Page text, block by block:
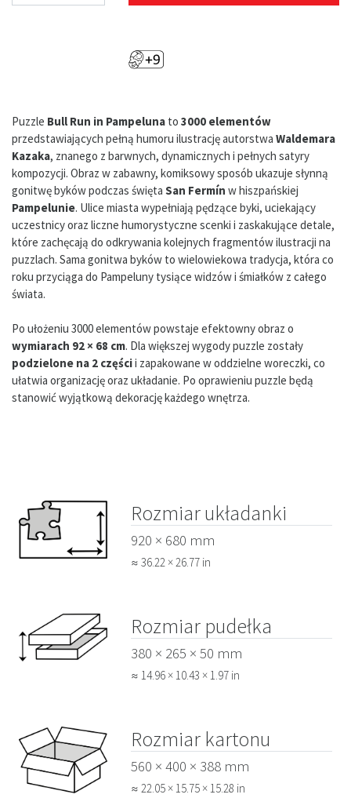
Puzzle Bull Run in Pampeluna to 3000 elementów
przedstawiających pełną humoru ilustrację autorstwa Waldemara
Kazaka, znanego z barwnych, dynamicznych i pełnych satyry
kompozycji. Obraz w zabawny, komiksowy sposób ukazuje słynną
gonitwę byków podczas święta San Fermín w hiszpańskiej
Pampelunie. Ulice miasta wypełniają pędzące byki, uciekający
uczestnicy oraz liczne humorystyczne scenki i zaskakujące detale,
które zachęcają do odkrywania kolejnych fragmentów ilustracji na
puzzlach. Sama gonitwa byków to wielowiekowa tradycja, która co
roku przyciąga do Pampeluny tysiące widzów i śmiałków z całego
świata.
Po ułożeniu 3000 elementów powstaje efektowny obraz o
wymiarach 92 × 68 cm. Dla większej wygody puzzle zostały
podzielone na 2 częścii zapakowane w oddzielne woreczki, co
ułatwia organizację oraz układanie. Po oprawieniu puzzle będą
stanowić wyjątkową dekorację każdego wnętrza.
Rozmiar układanki
920 × 680 mm
≈ 36.22 × 26.77 in
Rozmiar pudełka
380 × 265 × 50 mm
≈ 14.96 × 10.43 × 1.97 in
Rozmiar kartonu
560 × 400 × 388 mm
≈ 22.05 × 15.75 × 15.28 in